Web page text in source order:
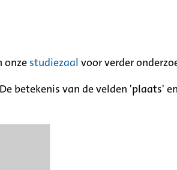
onze studiezaal voor verder
betekenis van de velden 'plaats'